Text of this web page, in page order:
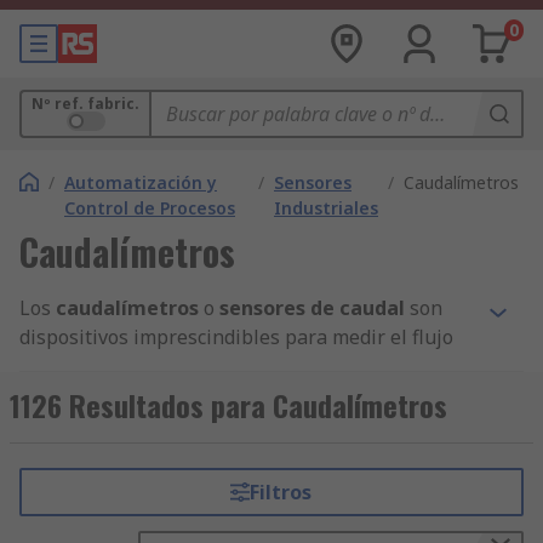
0
Nº ref. fabric.
/ Automatización y
Control de Procesos
/ Sensores
Industriales
/ Caudalímetros
Caudalímetros
Los caudalímetros o sensores de caudal son
dispositivos imprescindibles para medir el flujo
Gracias a su fiabilidad y exactitud, lossensores
de caudalresultan esenciales en sectores como
de tratamiento de aguas.
En RS, disponemos de una amplia gama de
1126 Resultados para Caudalímetros
Filtros